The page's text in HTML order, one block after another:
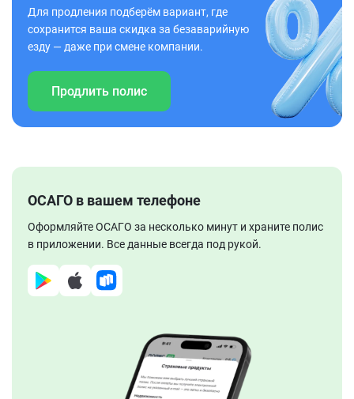
Для продления подберём вариант, где
сохранится ваша скидка за безаварийную
езду — даже при смене компании.
Продлить полис
ОСАГО в вашем телефоне
Оформляйте ОСАГО за несколько минут и храните полис
в приложении. Все данные всегда под рукой.